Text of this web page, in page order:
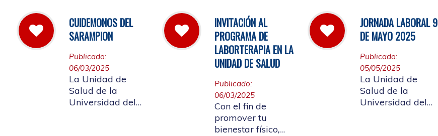
habrá atención en
las instalaciones
de la entidad.
julio de 2025 Por
la cual se convoca
a la elección del
Representante de
los Pensionados
cotizantes al
Consejo de Salud
Universitaria
Afiliada a
participar en ellos.
CUIDEMONOS DEL
SARAMPION
Publicado:
06/03/2025
La Unidad de
Salud de la
Universidad del
INVITACIÓN AL
PROGRAMA DE
LABORTERAPIA EN LA
UNIDAD DE SALUD
Publicado:
06/03/2025
Con el fin de
promover tu
bienestar físico,
JORNADA LABORAL 9
DE MAYO 2025
Publicado:
05/05/2025
La Unidad de
Salud de la
Universidad del